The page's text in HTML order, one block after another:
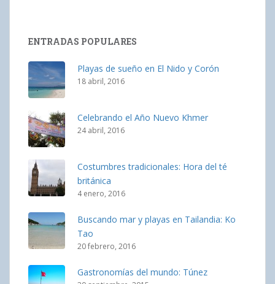
ENTRADAS POPULARES
Playas de sueño en El Nido y Corón
18 abril, 2016
Celebrando el Año Nuevo Khmer
24 abril, 2016
Costumbres tradicionales: Hora del té
británica
4 enero, 2016
Buscando mar y playas en Tailandia: Ko
Tao
20 febrero, 2016
Gastronomías del mundo: Túnez